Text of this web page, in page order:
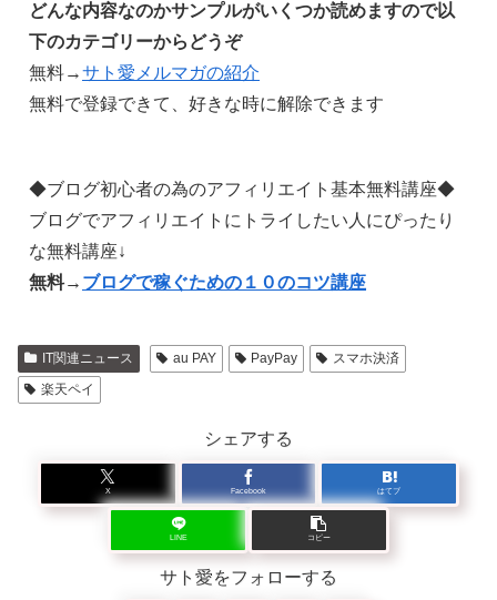
どんな内容なのかサンプルがいくつか読めますので以
下のカテゴリーからどうぞ
無料→サト愛メルマガの紹介
無料で登録できて、好きな時に解除できます
◆ブログ初心者の為のアフィリエイト基本無料講座◆
ブログでアフィリエイトにトライしたい人にぴったり
な無料講座↓
無料→ ブログで稼ぐための１０のコツ講座
IT関連ニュース au PAY PayPay
スマホ決済
楽天ペイ
シェアする
X Facebook はてブ
LINE コピー
サト愛をフォローする